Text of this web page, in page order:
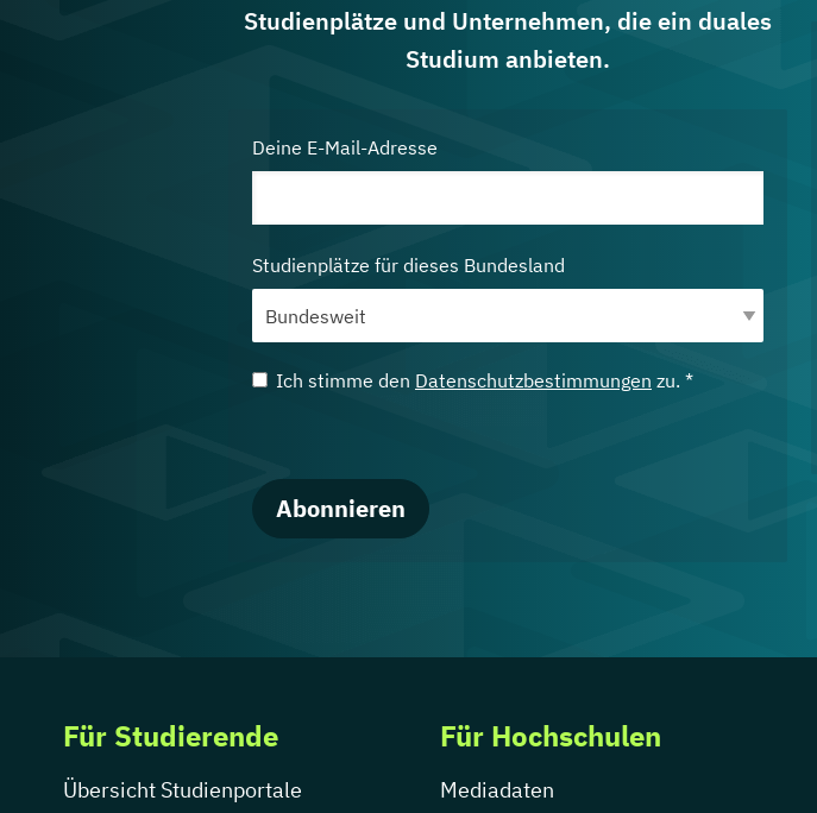
Studienplätze und Unternehmen, die ein duales
Studium anbieten.
Deine E-Mail-Adresse
Studienplätze für dieses Bundesland
Ich stimme den Datenschutzbestimmungen zu. *
Abonnieren
Für Studierende
Übersicht Studienportale
Für Hochschulen
Mediadaten